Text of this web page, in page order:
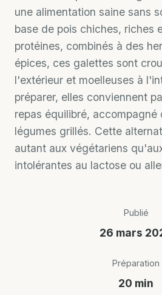
une alimentation saine sans
base de pois chiches, riches
protéines, combinés à des
épices, ces galettes sont
l'extérieur et moelleuses à
préparer, elles conviennent
repas équilibré,
légumes grillés. Cette
autant aux végétariens
intolérantes au lactose ou
Publié
26 mars
Préparation
20 min